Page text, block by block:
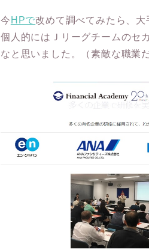
今 HPで改めて調べてみたら、大
個人的にはＪリーグチームのセ
なと思いました。（素敵な職業